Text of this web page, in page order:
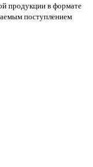
продукции в формате
поступлением